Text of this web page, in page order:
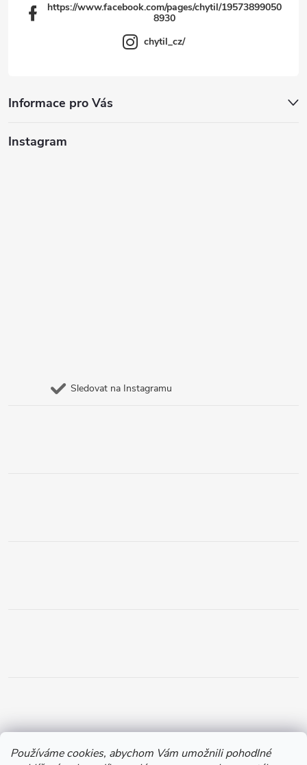
Používáme cookies, abychom Vám umožnili pohodlné
https://www.facebook.com/pages/chytil/19573899050
8930
chytil_cz/
Informace pro Vás
Instagram
Sledovat na Instagramu